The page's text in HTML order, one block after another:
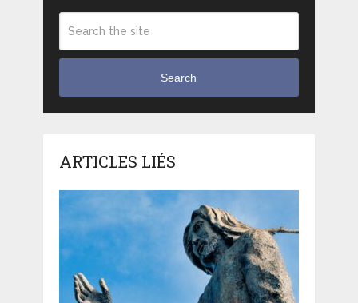
Search
ARTICLES LIÉS